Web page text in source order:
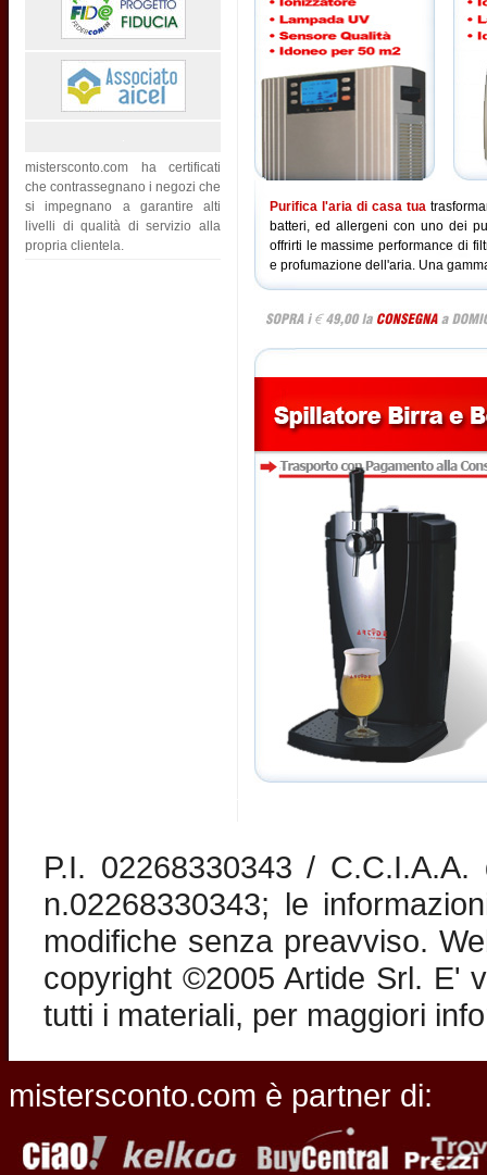
mistersconto.com ha certificati
che contrassegnano i negozi che
si impegnano a garantire alti
livelli di qualità di servizio alla
propria clientela.
Purifica l'aria di casa tua
batteri, ed allergeni con uno dei
offrirti le massime performance di
e profumazione dell'aria. Una
P.I. 02268330343 /
n.02268330343; le
modifiche senza preavviso.
copyright ©2005 Artide Srl. E'
tutti i materiali, per maggiori
mistersconto.com è partner di: